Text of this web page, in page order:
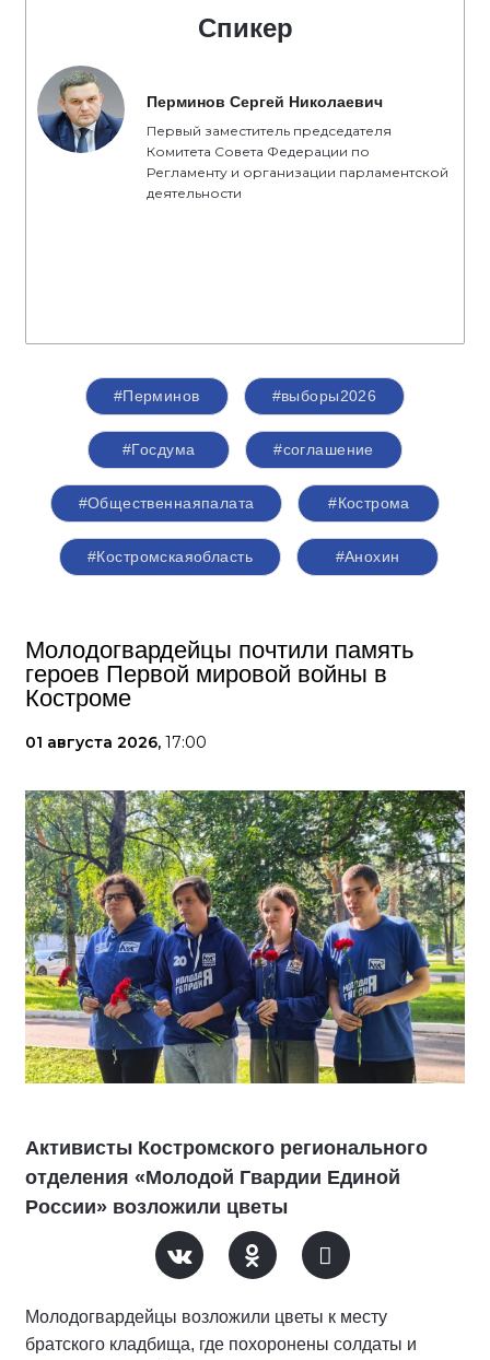
Спикер
Перминов Сергей Николаевич
Первый заместитель председателя
Комитета Совета Федерации по
Регламенту и организации парламентской
деятельности
#Перминов #выборы2026
#Госдума #соглашение
#Общественнаяпалата #Кострома
#Костромскаяобласть #Анохин
Молодогвардейцы почтили память
героев Первой мировой войны в
Костроме
01 августа 2026, 17:00
Активисты Костромского регионального
отделения «Молодой Гвардии Единой
России» возложили цветы
Молодогвардейцы возложили цветы к месту
братского кладбища, где похоронены солдаты и